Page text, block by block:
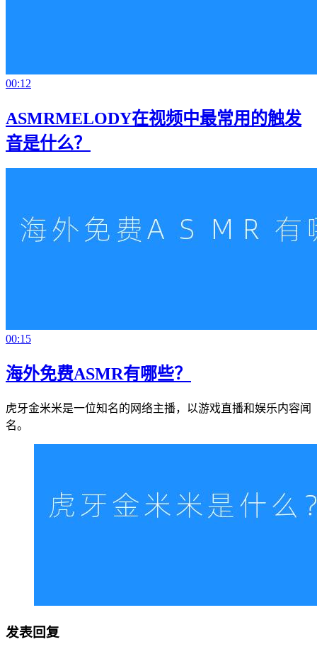
00:12
ASMRMELODY在视频中最常用的触发
音是什么？
00:15
海外免费ASMR有哪些？
虎牙金米米是一位知名的网络主播，以游戏直播和娱乐内容闻
名。
发表回复